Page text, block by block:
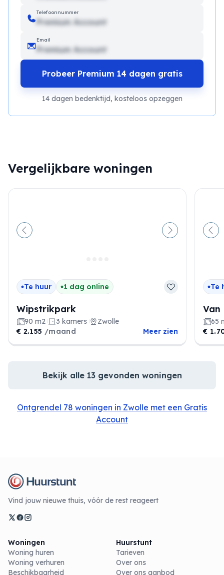
Telefoonnummer
Premium Account
Email
Premium Account
Probeer Premium 14 dagen gratis
14 dagen bedenktijd, kosteloos opzeggen
Vergelijkbare woningen
Vorige Volgende
Te huur 1 dag online
Wipstrikpark
90 m2 3 kamers
Zwolle
€ 2.155 /maand Meer zien
Te
65
€
Bekijk alle 13 gevonden woningen
Ontgrendel 78 woningen in Zwolle met een Gratis
Account
Vind jouw nieuwe thuis, vóór de rest reageert
Woningen
Woning huren
Woning verhuren
Beschikbaarheid
Huurstunt
Tarieven
Over ons
Over ons aanbod